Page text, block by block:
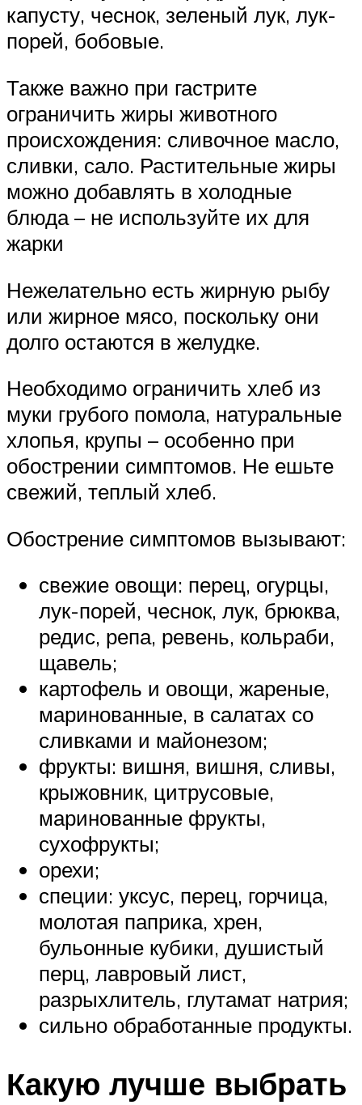
капусту, чеснок, зеленый лук, лук-
порей, бобовые.
Также важно при гастрите
ограничить жиры животного
происхождения: сливочное масло,
сливки, сало. Растительные жиры
можно добавлять в холодные
блюда – не используйте их для
жарки
Нежелательно есть жирную рыбу
или жирное мясо, поскольку они
долго остаются в желудке.
Необходимо ограничить хлеб из
муки грубого помола, натуральные
хлопья, крупы – особенно при
обострении симптомов. Не ешьте
свежий, теплый хлеб.
Обострение симптомов вызывают:
свежие овощи: перец, огурцы,
лук-порей, чеснок, лук, брюква,
редис, репа, ревень, кольраби,
щавель;
картофель и овощи, жареные,
маринованные, в салатах со
сливками и майонезом;
фрукты: вишня, вишня, сливы,
крыжовник, цитрусовые,
маринованные фрукты,
сухофрукты;
орехи;
специи: уксус, перец, горчица,
молотая паприка, хрен,
бульонные кубики, душистый
перц, лавровый лист,
разрыхлитель, глутамат натрия;
сильно обработанные продукты.
Какую лучше выбрать